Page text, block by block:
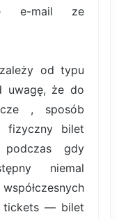
e-mail ze
od typu
uwagę, że do
, sposób
fizyczny bilet
podczas gdy
niemal
tickets — bilet